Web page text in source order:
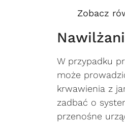
Zobacz
W przypadku
może
krwawienia z
zadbać o
przenośne